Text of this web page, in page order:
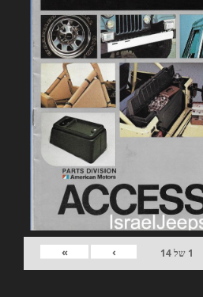
1 של14
›
»